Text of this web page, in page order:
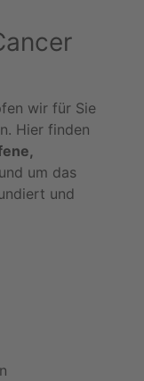
wir für Sie
Hier finden
um das
und